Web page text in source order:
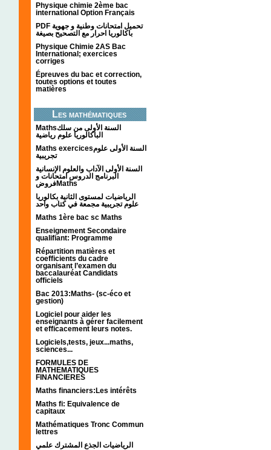
Physique chimie 2ème bac
international Option Français
PDF تحميل امتحانات وطنية و جهوية
باكالوريا احرار مع التصحيح بصيغة
Physique Chimie 2AS Bac
International; exercices
corriges
Épreuves du bac et correction,
toutes options et toutes
matières
Les mathématiques
Mathsالسنة الأولى من سلك
الباكالوريا علوم رياضية
Maths exercicesالسنة الأولى علوم
تجريبية
السنة الأولى الآداب والعلوم الإنسانية
البرنامج الدروس امتحانات و
فروضMaths
الرياضيات لمستوى الثانية بكالوريا
علوم تجريبية مجمعة في كتاب واحد
Maths 1ère bac sc Maths
Enseignement Secondaire
qualifiant: Programme
Répartition matières et
coefficients du cadre
organisant l’examen du
baccalauréat Candidats
officiels
Bac 2013:Maths- (sc-éco et
gestion)
Logiciel pour aider les
enseignants à gérer facilement
et efficacement leurs notes.
Logiciels,tests, jeux...maths,
sciences...
FORMULES DE
MATHEMATIQUES
FINANCIERES
Maths financiers:Les intérêts
Maths fi: Equivalence de
capitaux
Mathématiques Tronc Commun
lettres
الرياضيات الجذع المشترك علمي